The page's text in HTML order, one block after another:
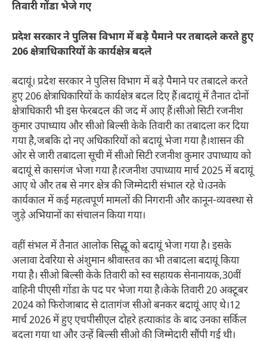
तिवारी गोंडा भेजे गए
प्रदेश सरकार ने पुलिस विभाग में बड़े पैमाने पर तबादले करते हुए
206 क्षेत्राधिकारियों के कार्यक्षेत्र बदले
बदायूं। प्रदेश सरकार ने पुलिस विभाग में बड़े पैमाने पर तबादले करते
हुए 206 क्षेत्राधिकारियों के कार्यक्षेत्र बदल दिए हैं।बदायूं में तैनात दोनों
क्षेत्राधिकारी भी इस फेरबदल की जद में आए हैं।सीओ सिटी रजनीश
कुमार उपाध्याय और सीओ बिल्सी केके तिवारी का तबादला कर दिया
गया है,जबकि दो नए अधिकारियों को बदायूं भेजा गया है।शासन की
ओर से जारी तबादला सूची में सीओ सिटी रजनीश कुमार उपाध्याय को
बदायूं से कासगंज भेजा गया है।रजनीश उपाध्याय मार्च 2025 में बदायूं
आए थे और तब से नगर क्षेत्र की जिम्मेदारी संभाल रहे थे।उनके
कार्यकाल में कई महत्वपूर्ण मामलों की निगरानी और कानून-व्यवस्था से
जुड़े अभियानों का संचालन किया गया।
वहीं संभल में तैनात आलोक सिद्धू को बदायूं भेजा गया है। इसके
अलावा देवरिया से अंशुमान श्रीवास्तव का भी तबादला बदायूं किया
गया है। सीओ बिल्सी केके तिवारी को स्व सहायक सेनानायक,30वीं
वाहिनी पीएसी गोंडा के पद पर भेजा गया है।केके तिवारी 20 अक्टूबर
2024 को फिरोजाबाद से दातागंज सीओ बनकर बदायूं आए थे।12
मार्च 2026 में हुए एचपीसीएल दोहरे हत्याकांड के बाद उनका सर्किल
बदला गया था और उन्हें बिल्सी सीओ की जिम्मेदारी सौंपी गई थी।